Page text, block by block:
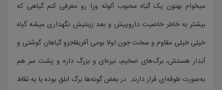
میخوام بهتون یک گیاه محبوب آلوئه ورا رو معرفی کنم گیاهی که
بیشتر به خاطر خاصیت داروییش و بعد زینتیش نگهداری میشه گیاه
خیلی خیلی مقاوم و سخت جون.اولا بومی آفریقاجزو گیاهان گوشتی و
آبدار هستش، برگ‌های ضخیم، نیزه‌ای و بزرگ داره و پشت سر هم
به‌صورت طوقه‌ای قرار دارند. در بعض گونه‌ها برگ ابلق بوده یا به نقاط